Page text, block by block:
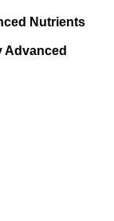
Nutrients
Advanced